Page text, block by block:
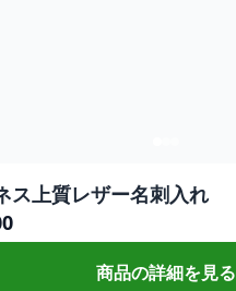
ス上質レザー名刺入れ
商品の詳細を見る